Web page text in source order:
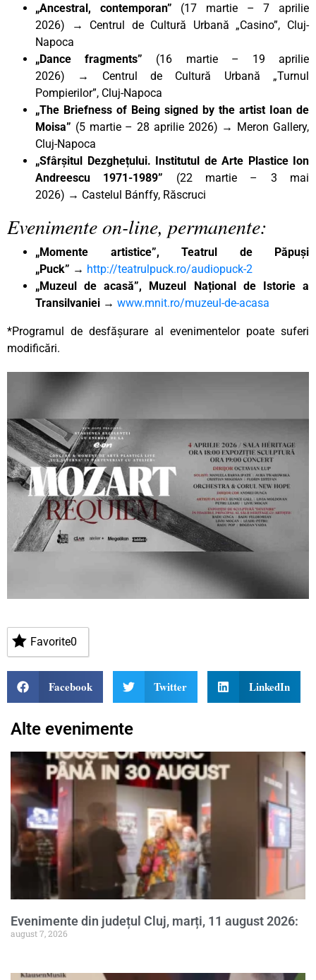
„Ancestral, contemporan” (17 martie – 7 aprilie
2026)
→ Centrul de Cultură Urbană „Casino”, Cluj-
Napoca
„Dance fragments” (16 martie – 19 aprilie
2026)
→ Centrul de Cultură Urbană „Turnul
Pompierilor”, Cluj-Napoca
„The Briefness of Being signed by the artist Ioan de
Moisa” (5 martie – 28 aprilie 2026) → Meron Gallery,
Cluj-Napoca
„Sfârșitul Dezghețului. Institutul de Arte Plastice Ion
Andreescu 1971-1989” (22 martie – 3 mai
2026) → Castelul Bánffy, Răscruci
Evenimente on-line, permanente:
„Momente artistice”, Teatrul de Păpuși
„Puck” → http://teatrulpuck.ro/audiopuck-2
„Muzeul de acasă”, Muzeul Național de Istorie a
Transilvaniei → www.mnit.ro/muzeul-de-acasa
*Programul de desfășurare al evenimentelor poate suferi
modificări.
Favorite0
Facebook Twitter LinkedIn
Alte evenimente
Evenimente din județul Cluj, marți, 11 august 2026:
august 7, 2026